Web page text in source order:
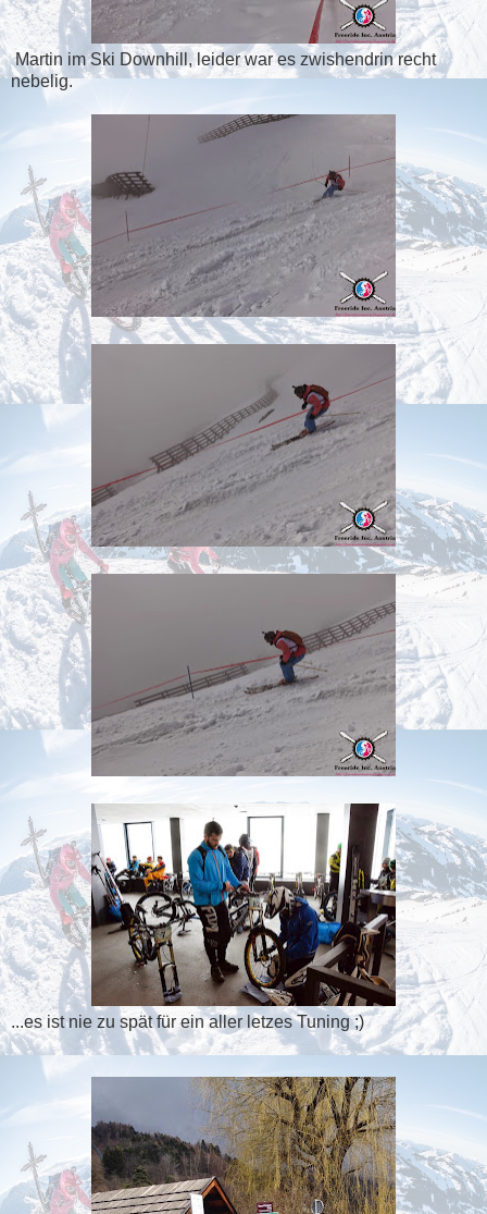
Martin im Ski Downhill, leider war es zwishendrin recht
nebelig.
...es ist nie zu spät für ein aller letzes Tuning ;)